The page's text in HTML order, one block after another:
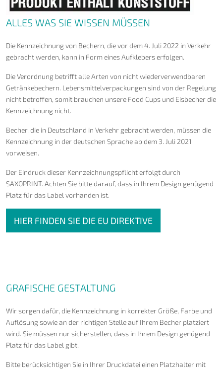
ALLES WAS SIE WISSEN MÜSSEN
Die Kennzeichnung von Bechern, die vor dem 4. Juli 2022 in Verkehr
gebracht werden, kann in Form eines Aufklebers erfolgen.
Die Verordnung betrifft alle Arten von nicht wiederverwendbaren
Getränkebechern. Lebensmittelverpackungen sind von der Regelung
nicht betroffen, somit brauchen unsere Food Cups und Eisbecher die
Kennzeichnung nicht.
Becher, die in Deutschland in Verkehr gebracht werden, müssen die
Kennzeichnung in der deutschen Sprache ab dem 3. Juli 2021
vorweisen.
Der Eindruck dieser Kennzeichnungspflicht erfolgt durch
SAXOPRINT. Achten Sie bitte darauf, dass in Ihrem Design genügend
Platz für das Label vorhanden ist.
HIER FINDEN SIE DIE EU DIREKTIVE
GRAFISCHE GESTALTUNG
Wir sorgen dafür, die Kennzeichnung in korrekter Größe, Farbe und
Auflösung sowie an der richtigen Stelle auf Ihrem Becher platziert
wird. Sie müssen nur sicherstellen, dass in Ihrem Design genügend
Platz für das Label gibt.
Bitte berücksichtigen Sie in Ihrer Druckdatei einen Platzhalter mit